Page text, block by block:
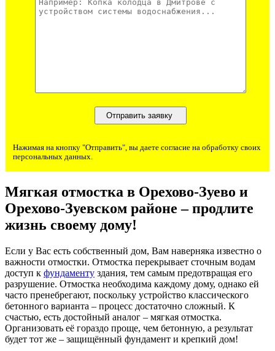
Нажимая на кнопку "Отправить", вы даете согласие на обработку своих
персональных данных.
Мягкая отмостка в Орехово-Зуево и
Орехово-Зуевском районе – продлите
жизнь своему дому!
Если у Вас есть собственный дом, Вам наверняка известно о
важности отмостки. Отмостка перекрывает сточным водам
доступ к фундаменту здания, тем самым предотвращая его
разрушение. Отмостка необходима каждому дому, однако ей
часто пренебрегают, поскольку устройство классического
бетонного варианта – процесс достаточно сложный. К
счастью, есть достойный аналог – мягкая отмостка.
Организовать её гораздо проще, чем бетонную, а результат
будет тот же – защищённый фундамент и крепкий дом!